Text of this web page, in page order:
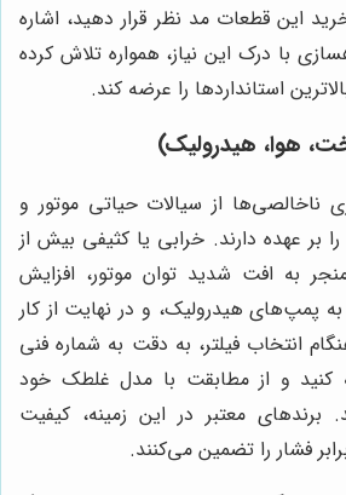
این قطعات مد نظر قرار دهید، اشاره
با درک این نیاز، همواره تلاش کرده
استانداردها را عرضه کند.
هوا، هیدرولیک)
ناخالصی‌ها از سیالات حیاتی موتور و
بر عهده دارند. خرابی یا کثیفی بیش از
به افت شدید توان موتور، افزایش
هیدرولیک، و در نهایت از کار
انتخاب فیلتر، به دقت به شماره فنی
و از مطابقت با مدل غلطک خود
برندهای معتبر در این زمینه، کیفیت
فشار را تضمین می‌کنند.